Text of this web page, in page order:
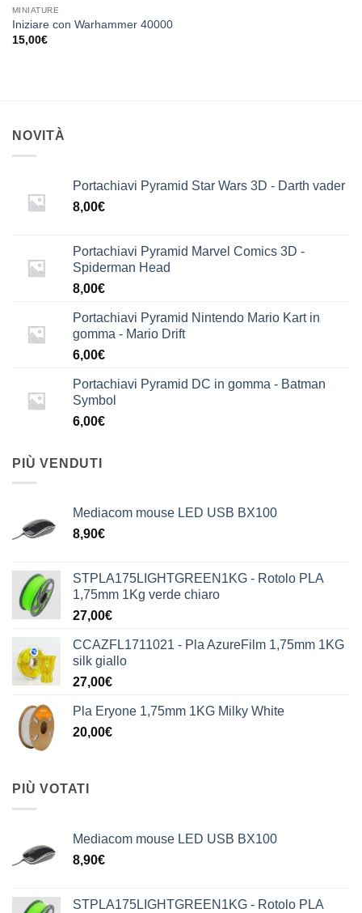
MINIATURE
Iniziare con Warhammer 40000
15,00€
NOVITÀ
Portachiavi Pyramid Star Wars 3D - Darth vader
8,00€
Portachiavi Pyramid Marvel Comics 3D -
Spiderman Head
8,00€
Portachiavi Pyramid Nintendo Mario Kart in
gomma - Mario Drift
6,00€
Portachiavi Pyramid DC in gomma - Batman
Symbol
6,00€
PIÙ VENDUTI
Mediacom mouse LED USB BX100
8,90€
STPLA175LIGHTGREEN1KG - Rotolo PLA
1,75mm 1Kg verde chiaro
27,00€
CCAZFL1711021 - Pla AzureFilm 1,75mm 1KG
silk giallo
27,00€
Pla Eryone 1,75mm 1KG Milky White
20,00€
PIÙ VOTATI
Mediacom mouse LED USB BX100
8,90€
STPLA175LIGHTGREEN1KG - Rotolo PLA